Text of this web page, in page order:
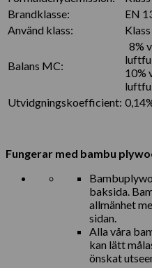
Brandklasse:
EN
Använd klass:
Balans MC:
8%
10%
Utvidgningskoefficient:
Fungerar med bambu
baksida.
allmänhet
sidan.
Alla våra
kan lätt
önskat